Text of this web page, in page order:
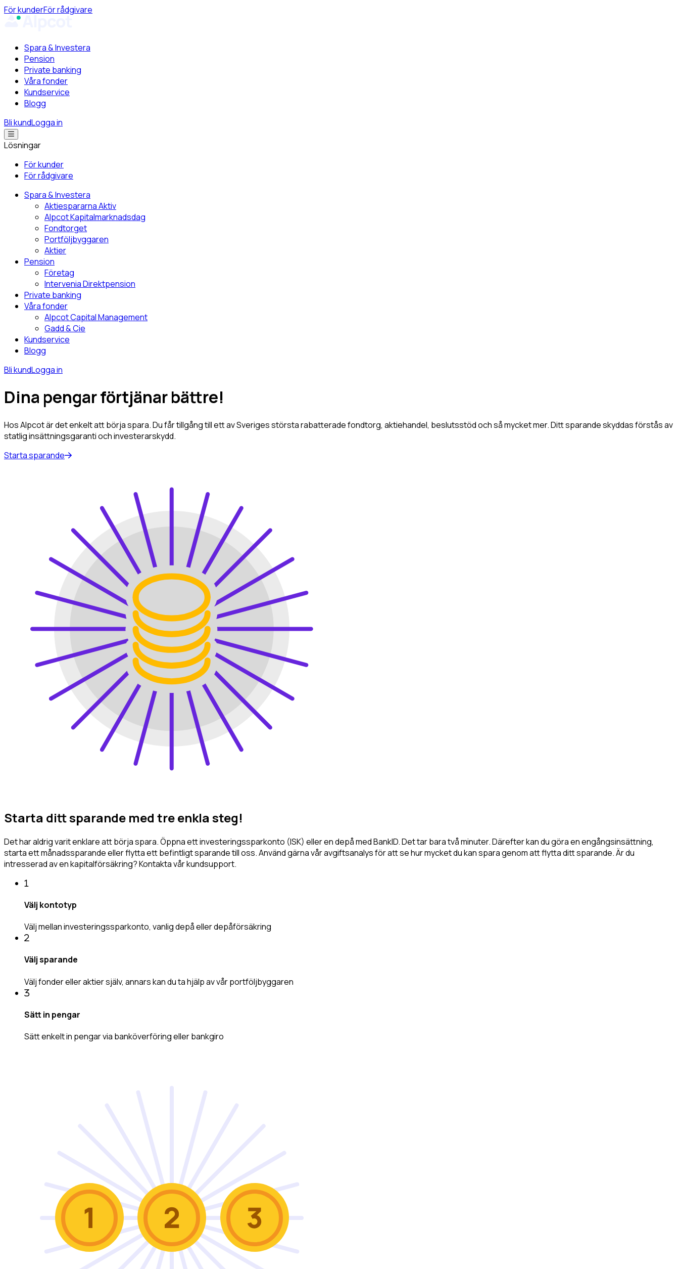
För kunderFör rådgivare
Spara & Investera
Pension
Private banking
Våra fonder
Kundservice
Blogg
Bli kundLogga in
Lösningar
För kunder
För rådgivare
Spara & Investera
Aktiespararna Aktiv
Alpcot Kapitalmarknadsdag
Fondtorget
Portföljbyggaren
Aktier
Pension
Företag
Intervenia Direktpension
Private banking
Våra fonder
Alpcot Capital Management
Gadd & Cie
Kundservice
Blogg
Bli kundLogga in
Dina pengarförtjänar bättre!
Hos Alpcot är det enkelt att börja spara. Du får tillgång till ett av Sveriges största rabatterade fondtorg, aktiehandel, beslutsstöd och så mycket mer. Ditt sparande skyddas förstås av
statlig insättningsgaranti och investerarskydd.
Starta sparande
Starta ditt sparande med tre enkla steg!
Det har aldrig varit enklare att börja spara. Öppna ett investeringssparkonto (ISK) eller en depå med BankID. Det tar bara två minuter. Därefter kan du göra en engångsinsättning,
starta ett månadssparande eller flytta ett befintligt sparande till oss. Använd gärna vår avgiftsanalys för att se hur mycket du kan spara genom att flytta ditt sparande. Är du
intresserad av en kapitalförsäkring? Kontakta vår kundsupport.
Välj kontotyp
Välj mellaninvesteringssparkonto, vanlig depåellerdepåförsäkring
Välj sparande
Väljfonderelleraktiersjälv, annars kan du ta hjälp av vårportföljbyggaren
Sätt in pengar
Sätt enkelt in pengar via banköverföringellerbankgiro